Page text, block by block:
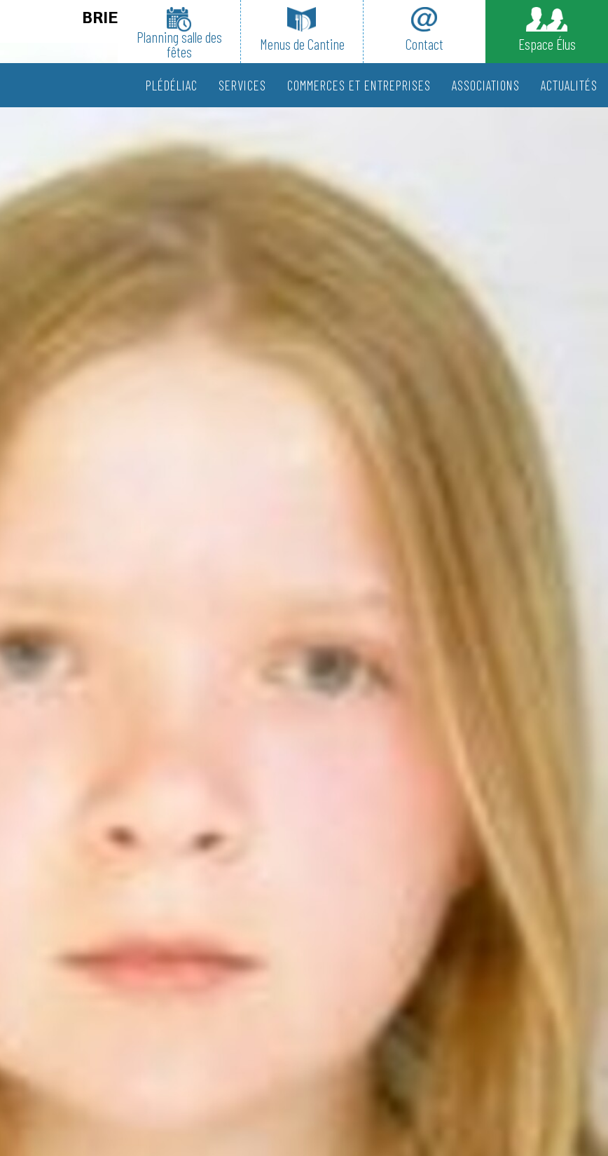
Planning salle des
fêtes
Menus de Cantine Contact Espace Élus
PLÉDÉLIAC SERVICES COMMERCES ET ENTREPRISES ASSOCIATIONS ACTUALITÉS
BRIENS Leyna